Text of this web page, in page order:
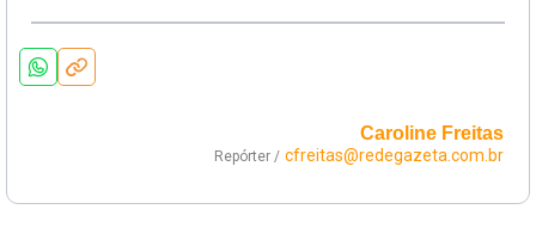
Caroline Freitas
Repórter / cfreitas@redegazeta.com.br